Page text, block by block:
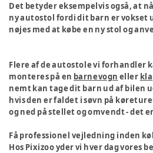
Det betyder eksempelvis også, at
ny autostol fordi dit barn er vokset
nøjes med at købe en ny stol og
Flere af de autostole vi forhandler
monteres på en barnevogn eller
nemt kan tage dit barn ud af bilen
hvis den er faldet i søvn på
og ned på stellet og omvendt - det
Få professionel vejledning inden
Hos Pixizoo yder vi hver dag vores